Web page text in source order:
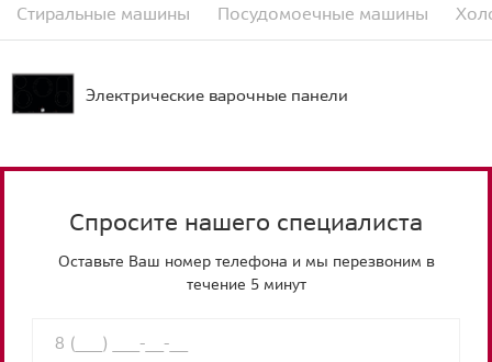
Стиральные машины Посудомоечные машины
Электрические варочные панели
Спросите нашего специалиста
Оставьте Ваш номер телефона и мы перезвоним в
течение 5 минут